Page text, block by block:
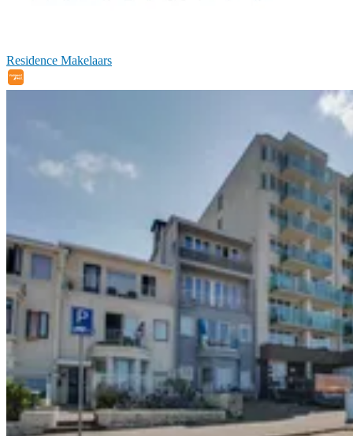
Residence Makelaars